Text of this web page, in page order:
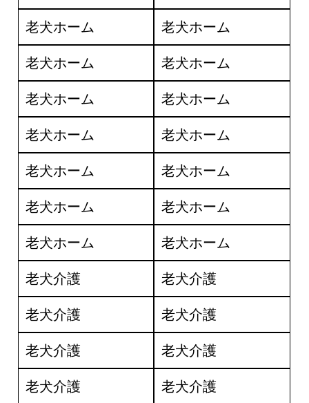
老犬ホーム 老犬ホーム
老犬ホーム 老犬ホーム
老犬ホーム 老犬ホーム
老犬ホーム 老犬ホーム
老犬ホーム 老犬ホーム
老犬ホーム 老犬ホーム
老犬ホーム 老犬ホーム
老犬介護 老犬介護
老犬介護 老犬介護
老犬介護 老犬介護
老犬介護 老犬介護